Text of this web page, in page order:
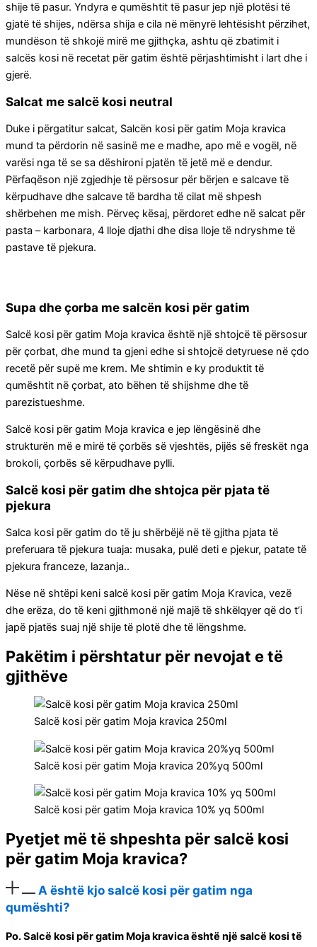
shije të pasur. Yndyra e qumështit të pasur jep një plotësi të
gjatë të shijes, ndërsa shija e cila në mënyrë lehtësisht përzihet,
mundëson të shkojë mirë me gjithçka, ashtu që zbatimit i
salcës kosi në recetat për gatim është përjashtimisht i lart dhe i
gjerë.
Salcat me salcë kosi neutral
Duke i përgatitur salcat, Salcën kosi për gatim Moja kravica
mund ta përdorin në sasinë me e madhe, apo më e vogël, në
varësi nga të se sa dëshironi pjatën të jetë më e dendur.
Përfaqëson një zgjedhje të përsosur për bërjen e salcave të
kërpudhave dhe salcave të bardha të cilat më shpesh
shërbehen me mish. Përveç kësaj, përdoret edhe në salcat për
pasta – karbonara, 4 lloje djathi dhe disa lloje të ndryshme të
pastave të pjekura.
Supa dhe çorba me salcën kosi për gatim
Salcë kosi për gatim Moja kravica është një shtojcë të përsosur
për çorbat, dhe mund ta gjeni edhe si shtojcë detyruese në çdo
recetë për supë me krem. Me shtimin e ky produktit të
qumështit në çorbat, ato bëhen të shijshme dhe të
parezistueshme.
Salcë kosi për gatim Moja kravica e jep lëngësinë dhe
strukturën më e mirë të çorbës së vjeshtës, pijës së freskët nga
brokoli, çorbës së kërpudhave pylli.
Salcë kosi për gatim dhe shtojca për pjata të
pjekura
Salca kosi për gatim do të ju shërbëjë në të gjitha pjata të
preferuara të pjekura tuaja: musaka, pulë deti e pjekur, patate të
pjekura franceze, lazanja..
Nëse në shtëpi keni salcë kosi për gatim Moja Kravica, vezë
dhe erëza, do të keni gjithmonë një majë të shkëlqyer që do t’i
japë pjatës suaj një shije të plotë dhe të lëngshme.
Pakëtim i përshtatur për nevojat e të
gjithëve
Salcë kosi për gatim Moja kravica 250ml
Salcë kosi për gatim Moja kravica 20%yq 500ml
Salcë kosi për gatim Moja kravica 10% yq 500ml
Pyetjet më të shpeshta për salcë kosi
për gatim Moja kravica?
A është kjo salcë kosi për gatim nga
qumështi?
Po. Salcë kosi për gatim Moja kravica është një salcë kosi të